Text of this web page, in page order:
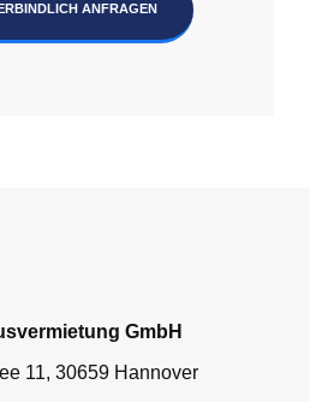
ANFRAGEN
GmbH
11, 30659 Hannover